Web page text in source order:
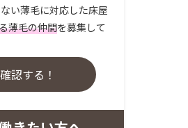
い薄毛に対応した床屋
薄毛の仲間を募集して
認する！